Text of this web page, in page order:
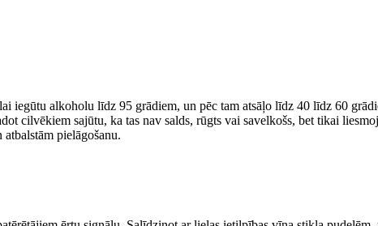
iegūtu alkoholu līdz 95 grādiem, un pēc tam atsāļo līdz 40 līdz 60
cilvēkiem sajūtu, ka tas nav salds, rūgts vai savelkošs, bet tikai
pielāgošanu.